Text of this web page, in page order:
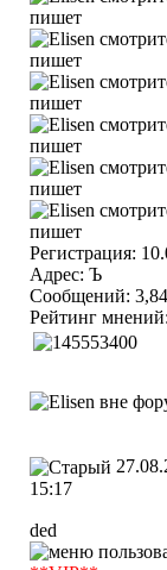
Регистрация:
Адрес: Ъ
Сообщений:
Рейтинг мнений:
15:17
ded